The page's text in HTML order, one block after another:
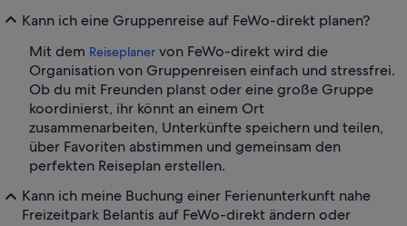
Kann ich eine Gruppenreise auf FeWo-direkt planen?
Mit dem Reiseplaner von FeWo-direkt wird die
Organisation von Gruppenreisen einfach und stressfrei.
Ob du mit Freunden planst oder eine große Gruppe
koordinierst, ihr könnt an einem Ort
zusammenarbeiten, Unterkünfte speichern und teilen,
über Favoriten abstimmen und gemeinsam den
perfekten Reiseplan erstellen.
Kann ich meine Buchung einer Ferienunterkunft nahe
Freizeitpark Belantis auf FeWo-direkt ändern oder